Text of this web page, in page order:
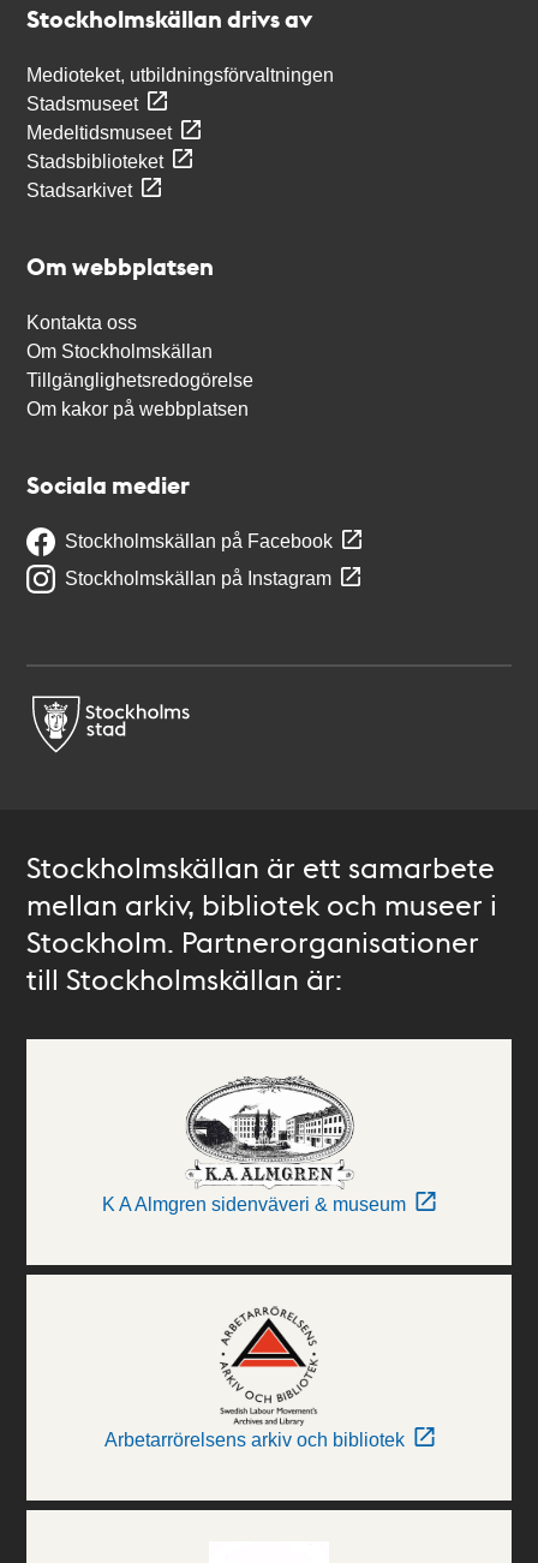
Stockholmskällan drivs av
Medioteket, utbildningsförvaltningen
Stadsmuseet
Medeltidsmuseet
Stadsbiblioteket
Stadsarkivet
Om webbplatsen
Kontakta oss
Om Stockholmskällan
Tillgänglighetsredogörelse
Om kakor på webbplatsen
Sociala medier
Stockholmskällan på Facebook
Stockholmskällan på Instagram
Stockholmskällan är ett samarbete
mellan arkiv, bibliotek och museer i
Stockholm. Partnerorganisationer
till Stockholmskällan är:
K A Almgren sidenväveri & museum
Arbetarrörelsens arkiv och bibliotek